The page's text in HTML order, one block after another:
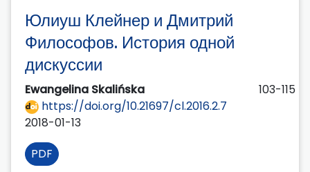
Юлиуш Клейнер и Дмитрий
Философов. История одной
дискуссии
Ewangelina Skalińska
103-115
https://doi.org/10.21697/cl.2016.2.7
2018-01-13
PDF